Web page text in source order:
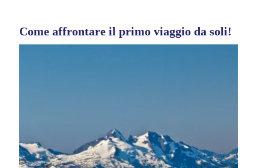
Come affrontare il primo viaggio da soli!